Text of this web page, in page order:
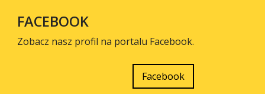
FACEBOOK
Zobacz nasz profil na portalu Facebook.
Facebook